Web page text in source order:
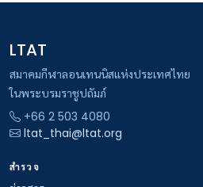
LTAT
สมาคมกีฬาลอนเทนนิสแห่งประเทศไทย
ในพระบรมราชูปถัมภ์
+66 2 503 4080
ltat_thai@ltat.org
สำรวจ